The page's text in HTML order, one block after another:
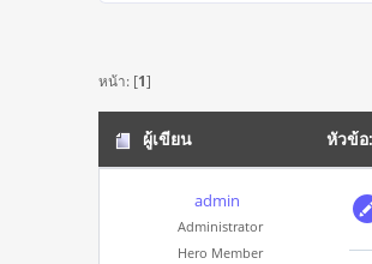
หน้า: [1]
ผู้เขียน หัวข้อ
admin
Administrator
Hero Member